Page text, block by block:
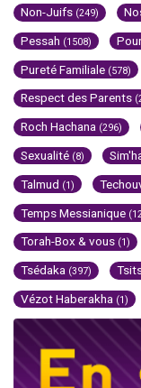
Non-Juifs (249)
Pessah (1508)
Pureté Familiale (578)
Respect des Parents
Roch Hachana (296)
Sexualité (8)
Talmud (1)
Temps Messianique
Torah-Box & vous (1)
Tsédaka (397)
Vézot Haberakha (1)